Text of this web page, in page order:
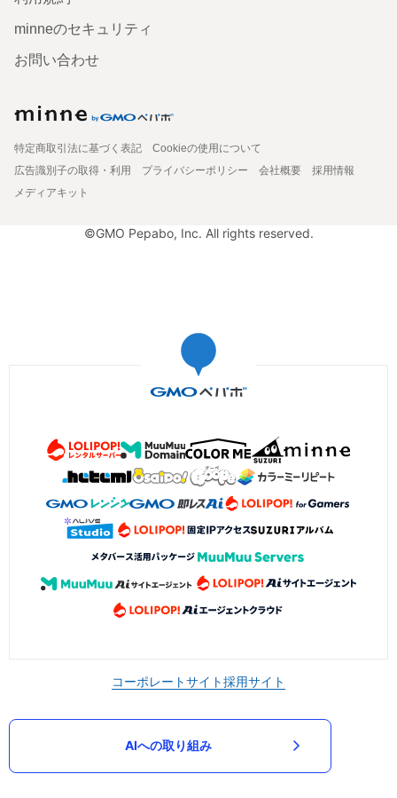
minneのセキュリティ
お問い合わせ
特定商取引法に基づく表記
Cookieの使用について
広告識別子の取得・利用
プライバシーポリシー 会社概要
採用情報
メディアキット
©GMO Pepabo, Inc. All rights reserved.
コーポレートサイト採用サイト
AIへの取り組み